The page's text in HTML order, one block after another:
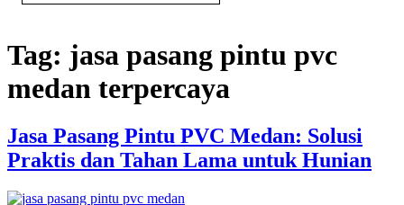
Tag: jasa pasang pintu pvc
medan terpercaya
Jasa Pasang Pintu PVC Medan: Solusi
Praktis dan Tahan Lama untuk Hunian